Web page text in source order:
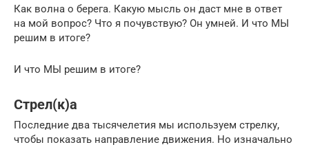
Как волна о берега. Какую мысль он даст мне в ответ
на мой вопрос? Что я почувствую? Он умней. И что МЫ
решим в итоге?
И что МЫ решим в итоге?
Стрел(к)а
Последние два тысячелетия мы используем стрелку,
чтобы показать направление движения. Но изначально